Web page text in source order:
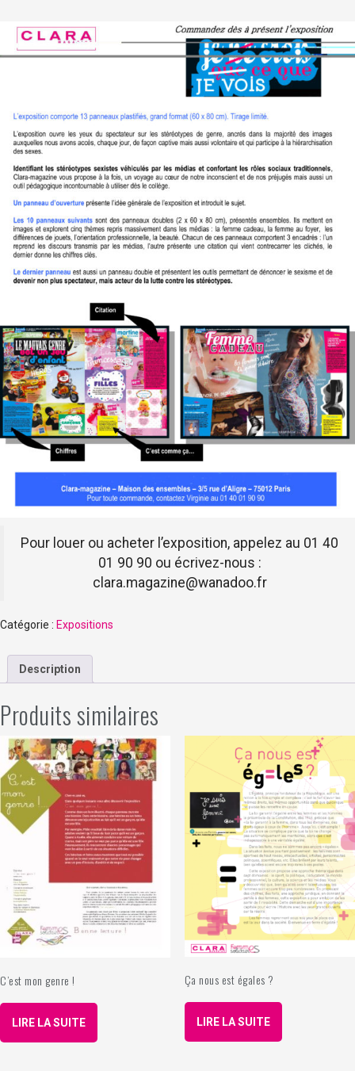
Pour louer ou acheter l’exposition, appelez au 01 40
01 90 90 ou écrivez-nous :
clara.magazine@wanadoo.fr
Catégorie : Expositions
Description
Produits similaires
C’est mon genre !
LIRE LA SUITE
Ça nous est égales ?
LIRE LA SUITE